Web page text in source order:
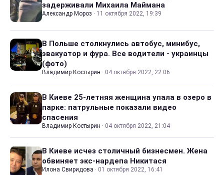
задерживали Михаила Маймана
Александр Мороз · 11 октября 2022, 19:39
В Польше столкнулись автобус, минибус,
эвакуатор и фура. Все водители - украинцы
(фото)
Владимир Костырин · 04 октября 2022, 22:06
В Киеве 25-летняя женщина упала в озеро в
парке: патрульные показали видео
спасения
Владимир Костырин · 04 октября 2022, 21:04
В Киеве исчез столичный бизнесмен. Жена
обвиняет экс-нардепа Никитася
Илона Свиридова · 01 октября 2022, 16:41